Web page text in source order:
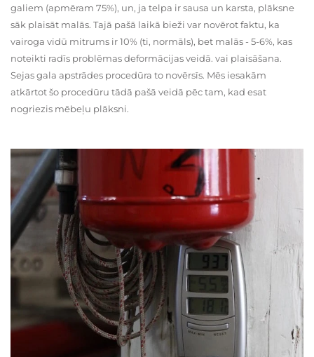
galiem (apmēram 75%), un, ja telpa ir sausa un karsta, plāksne
sāk plaisāt malās. Tajā pašā laikā bieži var novērot faktu, ka
vairoga vidū mitrums ir 10% (ti, normāls), bet malās - 5-6%, kas
noteikti radīs problēmas deformācijas veidā. vai plaisāšana.
Sejas gala apstrādes procedūra to novērsīs. Mēs iesakām
atkārtot šo procedūru tādā pašā veidā pēc tam, kad esat
nogriezis mēbeļu plāksni.